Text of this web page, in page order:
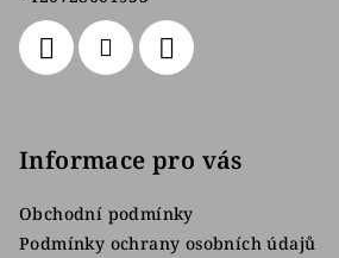
Informace pro vás
Obchodní podmínky
Podmínky ochrany osobních údajů